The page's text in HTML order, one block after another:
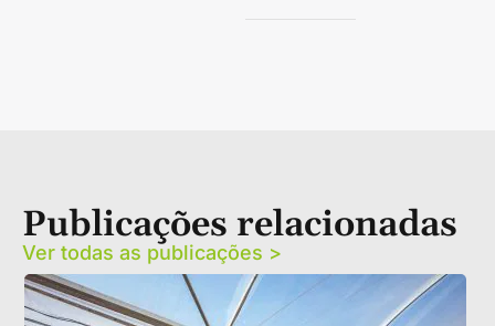
Publicações relacionadas
Ver todas as publicações >